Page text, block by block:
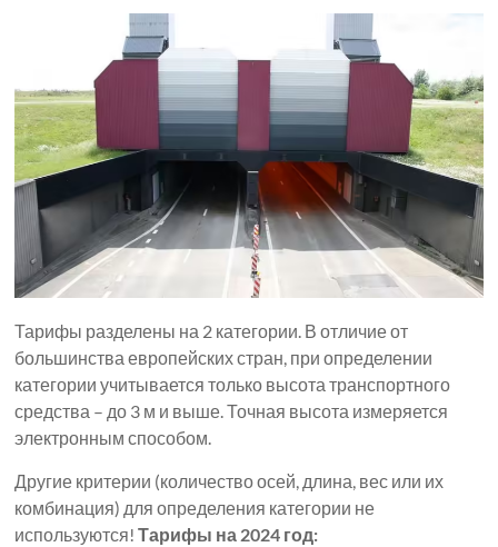
Тарифы разделены на 2 категории. В отличие от
большинства европейских стран, при определении
категории учитывается только высота транспортного
средства – до 3 м и выше. Точная высота измеряется
электронным способом.
Другие критерии (количество осей, длина, вес или их
комбинация) для определения категории не
используются!Тарифы на 2024 год: